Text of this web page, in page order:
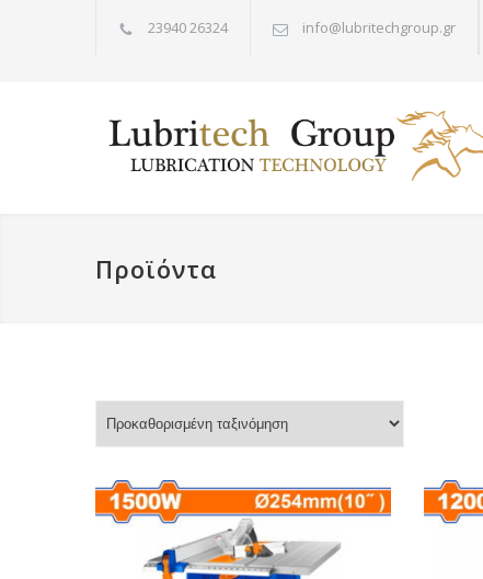
23940 26324 info@lubritechgroup.gr
Προϊόντα